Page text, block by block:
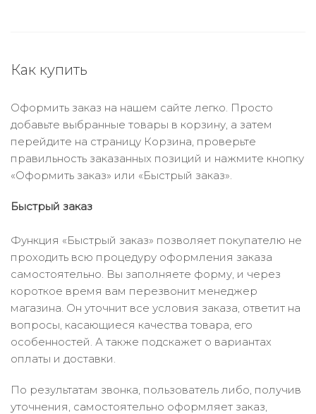
Как купить
Оформить заказ на нашем сайте легко. Просто
добавьте выбранные товары в корзину, а затем
перейдите на страницу Корзина, проверьте
правильность заказанных позиций и нажмите кнопку
«Оформить заказ» или «Быстрый заказ».
Быстрый заказ
Функция «Быстрый заказ» позволяет покупателю не
проходить всю процедуру оформления заказа
самостоятельно. Вы заполняете форму, и через
короткое время вам перезвонит менеджер
магазина. Он уточнит все условия заказа, ответит на
вопросы, касающиеся качества товара, его
особенностей. А также подскажет о вариантах
оплаты и доставки.
По результатам звонка, пользователь либо, получив
уточнения, самостоятельно оформляет заказ,